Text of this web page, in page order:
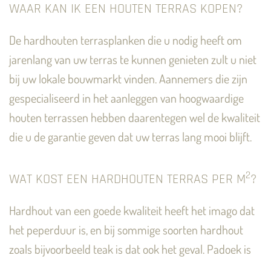
WAAR KAN IK EEN HOUTEN TERRAS KOPEN?
De hardhouten terrasplanken die u nodig heeft om
jarenlang van uw terras te kunnen genieten zult u niet
bij uw lokale bouwmarkt vinden. Aannemers die zijn
gespecialiseerd in het aanleggen van hoogwaardige
houten terrassen hebben daarentegen wel de kwaliteit
die u de garantie geven dat uw terras lang mooi blijft.
WAT KOST EEN HARDHOUTEN TERRAS PER M2?
Hardhout van een goede kwaliteit heeft het imago dat
het peperduur is, en bij sommige soorten hardhout
zoals bijvoorbeeld teak is dat ook het geval. Padoek is